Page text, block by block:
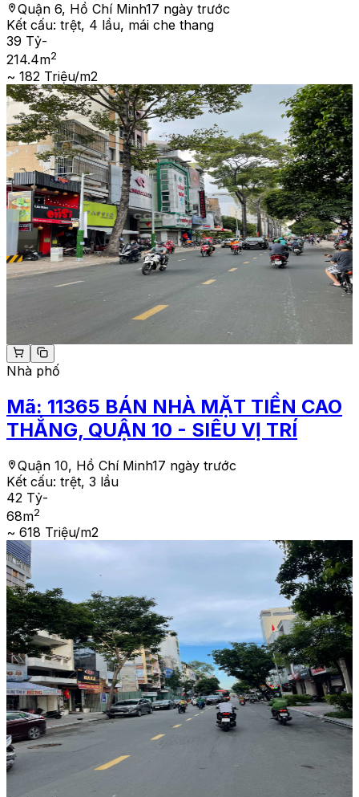
Quận 6, Hồ Chí Minh17 ngày trước
Kết cấu: trệt, 4 lầu, mái che thang
39 Tỷ-
214.4m2
~ 182 Triệu/m2
Nhà phố
Mã: 11365 BÁN NHÀ MẶT TIỀN CAO
THẮNG, QUẬN 10 - SIÊU VỊ TRÍ
Quận 10, Hồ Chí Minh17 ngày trước
Kết cấu: trệt, 3 lầu
42 Tỷ-
68m2
~ 618 Triệu/m2